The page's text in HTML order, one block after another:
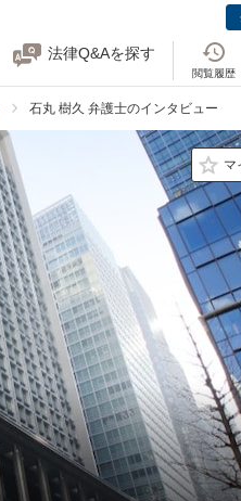
法律Q&Aを探す
閲覧履歴
石丸 樹久 弁護士のインタビュー
マ